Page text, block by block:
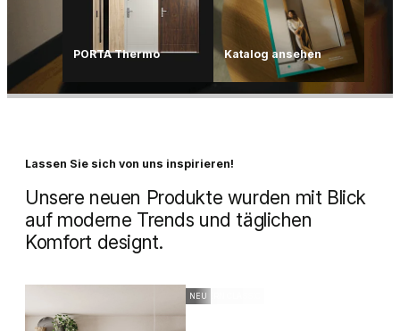
Eine Tür. Tausende
Möglichkeiten.
PORTA Thermo Katalog ansehen
Lassen Sie sich von uns inspirieren!
NEUESTE PRODUKTE
MODERN CLASSIC
NEU
Unsere neuen Produkte wurden mit Blick
auf moderne Trends und täglichen
Komfort designt.